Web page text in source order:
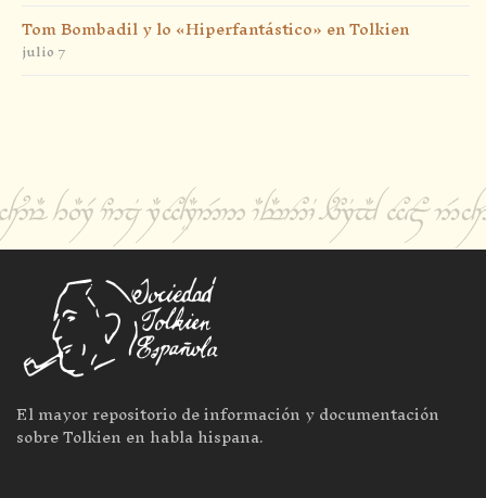
Tom Bombadil y lo «Hiperfantástico» en Tolkien
julio 7
El mayor repositorio de información y documentación
sobre Tolkien en habla hispana.